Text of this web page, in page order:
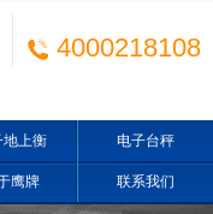
4000218108
地上衡 电子台秤
鹰牌 联系我们